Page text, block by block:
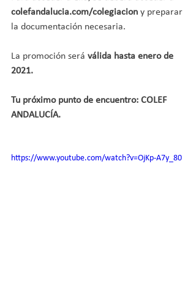
colefandalucia.com/colegiacion y preparar
la documentación necesaria.
La promoción será válida hasta enero de
2021.
Tu próximo punto de encuentro: COLEF
ANDALUCÍA.
https://www.youtube.com/watch?v=OjKp-A7y_80